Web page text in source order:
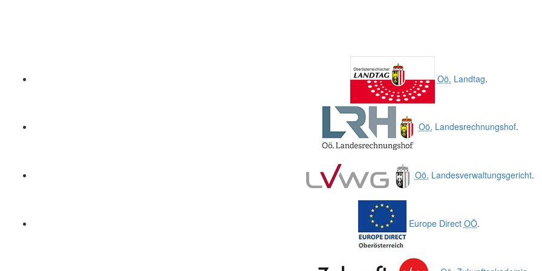
Oö. Landtag.
Oö. Landesrechnungshof.
Oö. Landesverwaltungsgericht.
Europe Direct OÖ.